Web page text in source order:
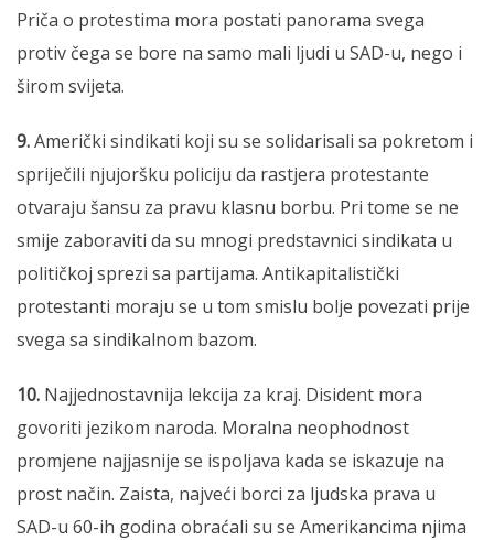
Priča o protestima mora postati panorama svega
protiv čega se bore na samo mali ljudi u SAD-u, nego i
širom svijeta.
9.Američki sindikati koji su se solidarisali sa pokretom i
spriječili njujoršku policiju da rastjera protestante
otvaraju šansu za pravu klasnu borbu. Pri tome se ne
smije zaboraviti da su mnogi predstavnici sindikata u
političkoj sprezi sa partijama. Antikapitalistički
protestanti moraju se u tom smislu bolje povezati prije
svega sa sindikalnom bazom.
10. Najjednostavnija lekcija za kraj. Disident mora
govoriti jezikom naroda. Moralna neophodnost
promjene najjasnije se ispoljava kada se iskazuje na
prost način. Zaista, najveći borci za ljudska prava u
SAD-u 60-ih godina obraćali su se Amerikancima njima